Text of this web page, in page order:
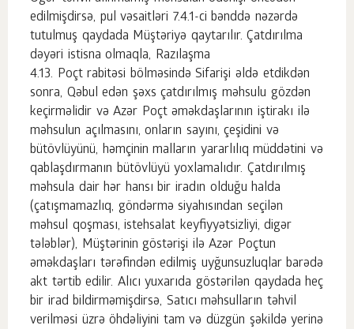
edilmişdirsə, pul vəsaitləri 7.4.1-ci bənddə nəzərdə
tutulmuş qaydada Müştəriyə qaytarılır. Çatdırılma
dəyəri istisna olmaqla, Razılaşma
Poçt rabitəsi bölməsində Sifarişi əldə etdikdən
sonra, Qəbul edən şəxs çatdırılmış məhsulu gözdən
keçirməlidir və Azər Poçt əməkdaşlarının iştirakı ilə
məhsulun açılmasını, onların sayını, çeşidini və
bütövlüyünü, həmçinin malların yararlılıq müddətini və
qablaşdırmanın bütövlüyü yoxlamalıdır. Çatdırılmış
məhsula dair hər hansı bir iradın olduğu halda
(çatışmamazlıq, göndərmə siyahısından seçilən
məhsul qoşması, istehsalat keyfiyyətsizliyi, digər
tələblər), Müştərinin göstərişi ilə Azər Poçtun
əməkdaşları tərəfindən edilmiş uyğunsuzluqlar barədə
akt tərtib edilir. Alıcı yuxarıda göstərilən qaydada heç
bir irad bildirməmişdirsə, Satıcı məhsulların təhvil
verilməsi üzrə öhdəliyini tam və düzgün şəkildə yerinə